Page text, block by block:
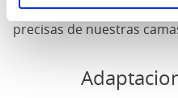
Póngase en contacto
precisas de nuestras